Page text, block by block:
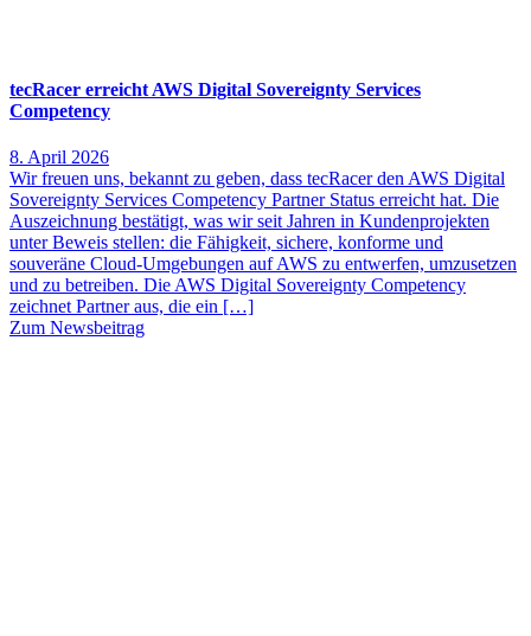
tecRacer erreicht AWS Digital Sovereignty Services
Competency
8. April 2026
Wir freuen uns, bekannt zu geben, dass tecRacer den AWS Digital
Sovereignty Services Competency Partner Status erreicht hat. Die
Auszeichnung bestätigt, was wir seit Jahren in Kundenprojekten
unter Beweis stellen: die Fähigkeit, sichere, konforme und
souveräne Cloud-Umgebungen auf AWS zu entwerfen, umzusetzen
und zu betreiben. Die AWS Digital Sovereignty Competency
zeichnet Partner aus, die ein […]
Zum Newsbeitrag